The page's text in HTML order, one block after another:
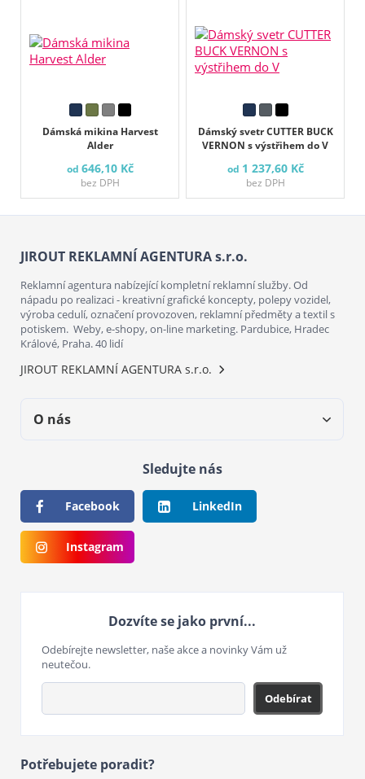
Dámská mikina Harvest
Alder
od 646,10 Kč
bez DPH
Dámský svetr CUTTER BUCK
VERNON s výstřihem do V
od 1 237,60 Kč
bez DPH
JIROUT REKLAMNÍ AGENTURA s.r.o.
Reklamní agentura nabízející kompletní reklamní služby. Od
nápadu po realizaci - kreativní grafické koncepty, polepy vozidel,
výroba cedulí, označení provozoven, reklamní předměty a textil s
potiskem. Weby, e-shopy, on-line marketing. Pardubice, Hradec
Králové, Praha. 40 lidí
JIROUT REKLAMNÍ AGENTURA s.r.o.
O nás
Sledujte nás
Facebook LinkedIn
Instagram
Dozvíte se jako první...
Odebírejte newsletter, naše akce a novinky Vám už
neutečou.
Odebírat
Potřebujete poradit?